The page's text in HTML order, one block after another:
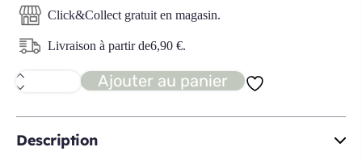
Click&Collect gratuit en magasin.
Livraison à partir de6,90 €.
quantité
de
casserole
D16
Ajouter au panier
Description